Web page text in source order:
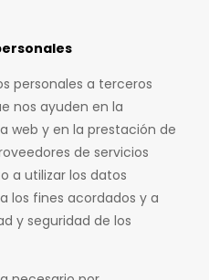
personales a terceros
nos ayuden en la
web y en la prestación de
de servicios
a utilizar los datos
los fines acordados y a
y seguridad de los